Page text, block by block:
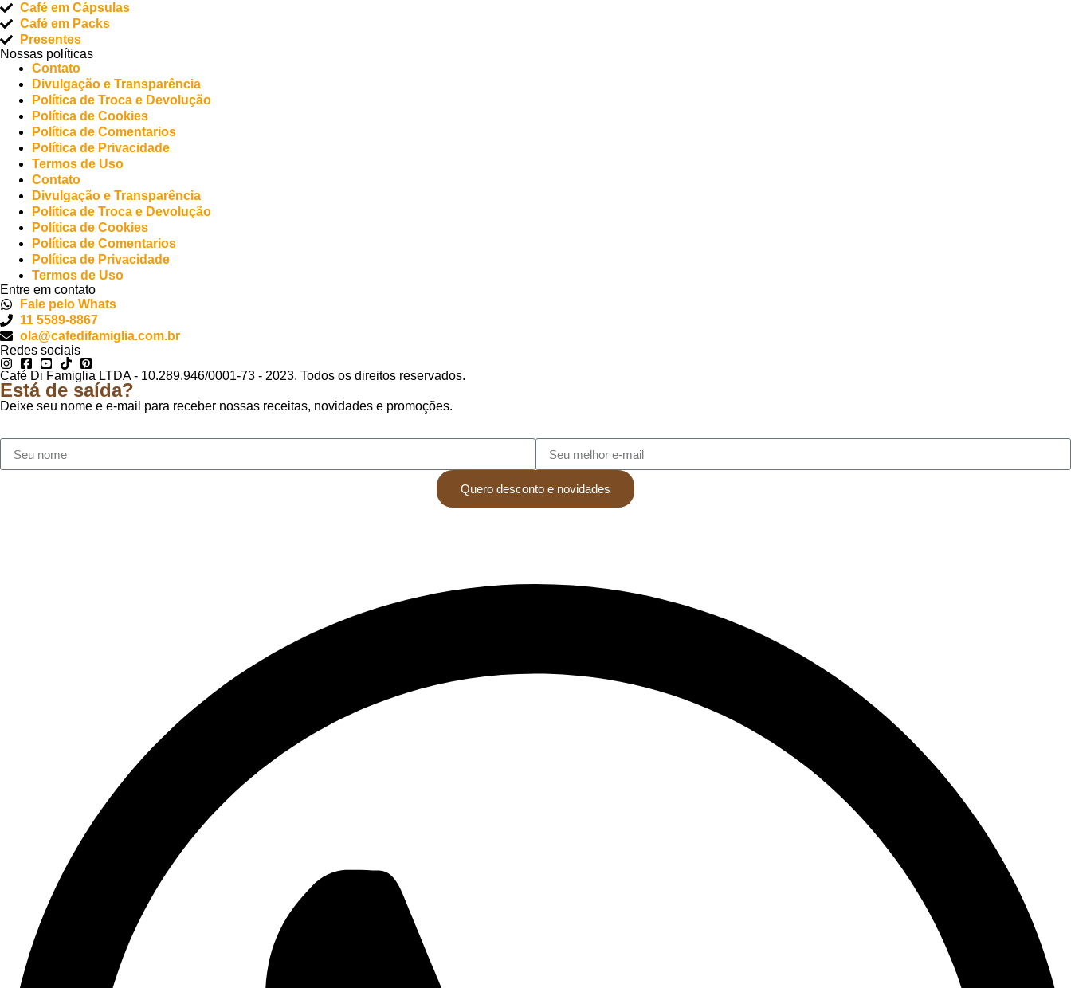
Café em Cápsulas
Café em Packs
Presentes
Nossas políticas
Contato
Divulgação e Transparência
Política de Troca e Devolução
Política de Cookies
Política de Comentarios
Política de Privacidade
Termos de Uso
Contato
Divulgação e Transparência
Política de Troca e Devolução
Política de Cookies
Política de Comentarios
Política de Privacidade
Termos de Uso
Entre em contato
Fale pelo Whats
11 5589-8867
ola@cafedifamiglia.com.br
Redes sociais
Café Di Famiglia LTDA - 10.289.946/0001-73 - 2023. Todos os direitos reservados.
Está de saída?
Deixe seu nome e e-mail para receber nossas receitas, novidades e promoções.
Quero desconto e novidades